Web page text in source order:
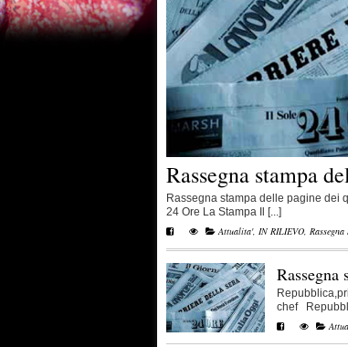
Rassegna stampa
Rassegna stampa delle pagine dei
24 Ore La Stampa Il [...]
Attualita', IN RILIEVO, Rassegna
Rassegna
chef